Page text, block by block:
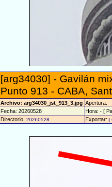
[arg34030] - Gavilán
Punto 913 - CABA,
Archivo: arg34030_jst_913_3.jpg Apertura:
Fecha: 20260528
Hora: - [
Directorio: 20260528 Exportar: [